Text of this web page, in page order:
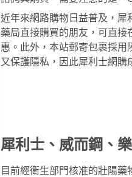
近年來網路購物日益普及，犀
藥局直接購買的朋友，可直
惠。此外，本站郵寄包裹採
又保護隱私，因此犀利士網購
犀利士、威而鋼、
目前經衛生部門核准的壯陽